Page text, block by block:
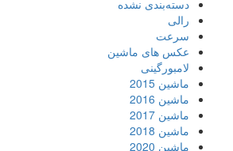
دسته‌بندی نشده
رالی
سرعت
عکس های ماشین
لامبورگینی
ماشین 2015
ماشین 2016
ماشین 2017
ماشین 2018
ماشین 2020